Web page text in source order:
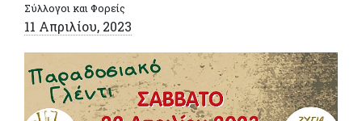
Σύλλογοι και Φορείς
11 Απριλίου, 2023